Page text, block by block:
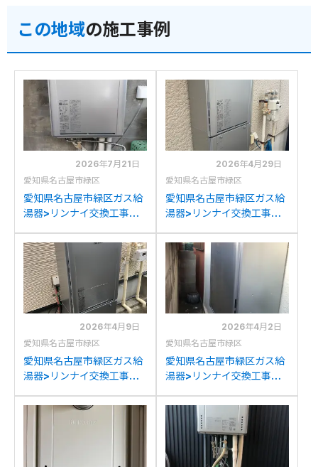
換
この地域の施工事例
2026年7月21日
愛知県名古屋市緑区
愛知県名古屋市緑区ガス給
湯器>リンナイ交換工事施
C2446SAWXDからリン
ナイRUF-K2406SAW(A)
への交換
2026年4月29日
愛知県名古屋市緑区
愛知県名古屋市緑区ガス給
湯器>リンナイ交換工事施
K2401SAW(A)からリンナ
イRUF-K2406SAW(A)へ
の交換
2026年4月9日
愛知県名古屋市緑区
愛知県名古屋市緑区ガス給
湯器>リンナイ交換工事施
4203ARS-SW6Qからリ
ンナイRUFH-
2026年4月2日
愛知県名古屋市緑区
愛知県名古屋市緑区ガス給
湯器>リンナイ交換工事施
2008SAWからリンナイ
RUF-K2406SAW(A)への
交換